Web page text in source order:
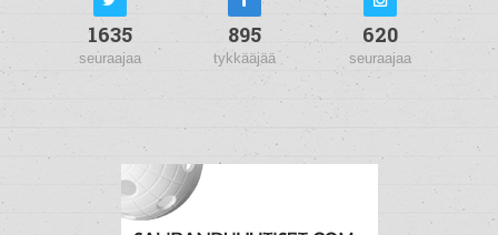
1635
seuraajaa
895
tykkääjää
620
seuraajaa